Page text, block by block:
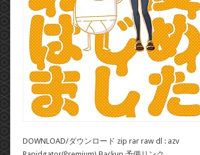
DOWNLOAD/ダウンロード zip rar raw dl : azv